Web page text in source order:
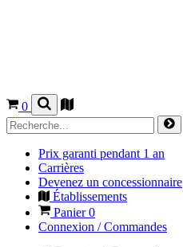
0
Prix garanti pendant 1 an
Carrières
Devenez un concessionnaire
Établissements
Panier0
Connexion / Commandes